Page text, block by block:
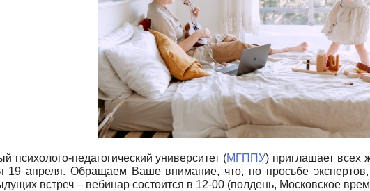
психолого-педагогический университет (МГППУ) приглашает всех
19 апреля. Обращаем Ваше внимание, что, по просьбе
встреч – вебинар состоится в 12-00 (полдень, Московское